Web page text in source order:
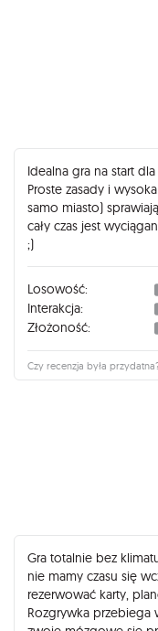
Idealna gra na start
Proste zasady i
samo miasto)
cały czas jest
;)
Losowość:
Interakcja:
Złożoność:
Czy recenzja była
Gra totalnie bez
nie mamy czasu się
rezerwować karty,
Rozgrywka przebiega